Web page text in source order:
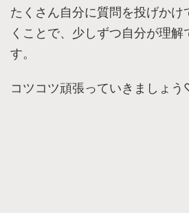
たくさん自分に質問を投げかけ
くことで、少しずつ自分が理解
す。
コツコツ頑張っていきましょ